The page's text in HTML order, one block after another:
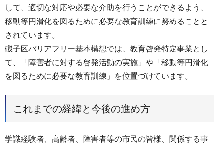
して、適切な対応や必要な介助を行うことができるよう、
移動等円滑化を図るために必要な教育訓練に努めることと
されています。
磯子区バリアフリー基本構想では、教育啓発特定事業とし
て、「障害者に対する啓発活動の実施」や「移動等円滑化
を図るために必要な教育訓練」を位置づけています。
これまでの経緯と今後の進め方
学識経験者、高齢者、障害者等の市民の皆様、関係する事